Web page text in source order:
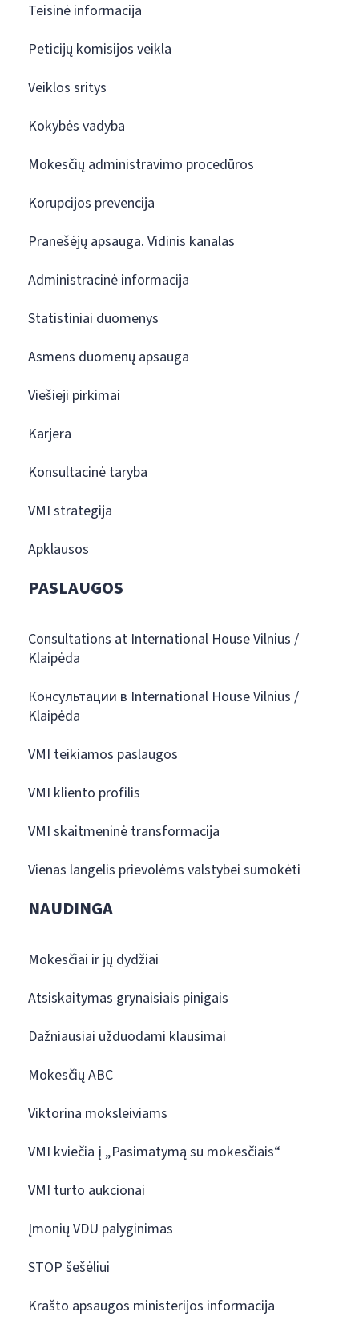
Teisinė informacija
Peticijų komisijos veikla
Veiklos sritys
Kokybės vadyba
Mokesčių administravimo procedūros
Korupcijos prevencija
Pranešėjų apsauga. Vidinis kanalas
Administracinė informacija
Statistiniai duomenys
Asmens duomenų apsauga
Viešieji pirkimai
Karjera
Konsultacinė taryba
VMI strategija
Apklausos
PASLAUGOS
Consultations at International House Vilnius /
Klaipėda
Консультации в International House Vilnius /
Klaipėda
VMI teikiamos paslaugos
VMI kliento profilis
VMI skaitmeninė transformacija
Vienas langelis prievolėms valstybei sumokėti
NAUDINGA
Mokesčiai ir jų dydžiai
Atsiskaitymas grynaisiais pinigais
Dažniausiai užduodami klausimai
Mokesčių ABC
Viktorina moksleiviams
VMI kviečia į „Pasimatymą su mokesčiais“
VMI turto aukcionai
Įmonių VDU palyginimas
STOP šešėliui
Krašto apsaugos ministerijos informacija